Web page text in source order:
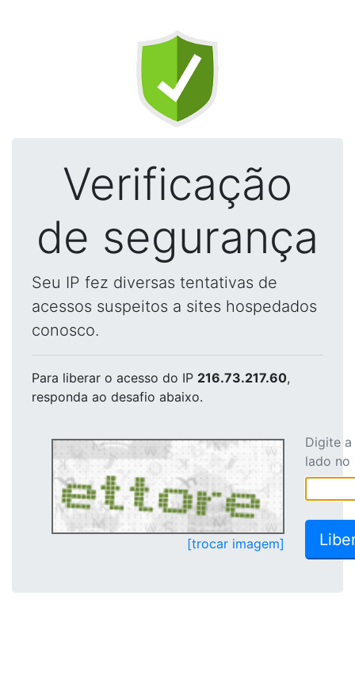
Verificação
de segurança
Seu IP fez diversas tentativas de
acessos suspeitos a sites hospedados
conosco.
Para liberar o acesso do IP 216.73.217.60,
responda ao desafio abaixo.
[trocar imagem]
Digite
lado no